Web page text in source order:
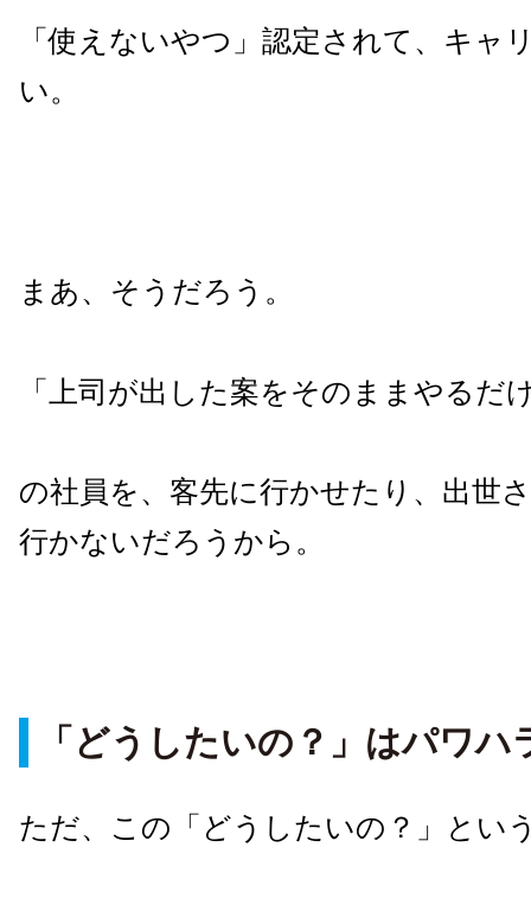
「使えないやつ」認定されて、キャ
い。
まあ、そうだろう。
「上司が出した案をそのままやるだ
の社員を、客先に行かせたり、出世
行かないだろうから。
「どうしたいの？」はパワハ
ただ、この「どうしたいの？」とい